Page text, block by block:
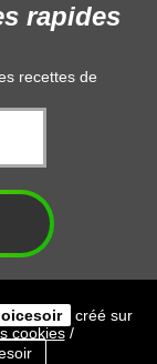
rapides
recettes de
créé sur
cookies/